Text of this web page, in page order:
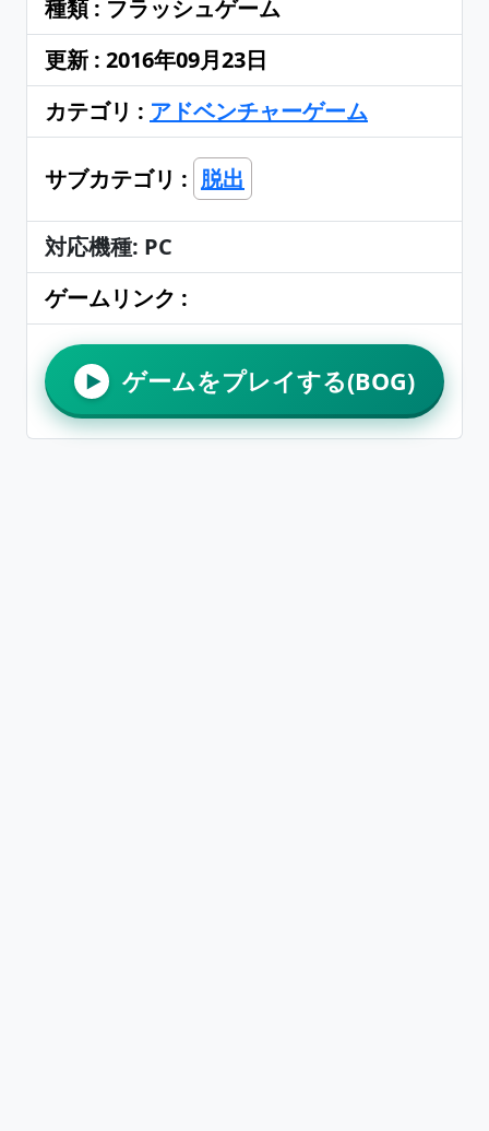
種類 : フラッシュゲーム
更新 : 2016年09月23日
カテゴリ : アドベンチャーゲーム
サブカテゴリ : 脱出
対応機種: PC
ゲームリンク :
▶ ゲームをプレイする(BOG)